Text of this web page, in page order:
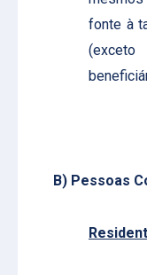
fonte à
B) Pessoas